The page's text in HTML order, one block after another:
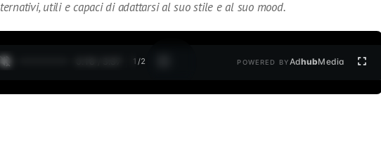
utili e capaci di adattarsi al suo stile e al suo mood.
1 /2 POWERED BYAdhubMedia